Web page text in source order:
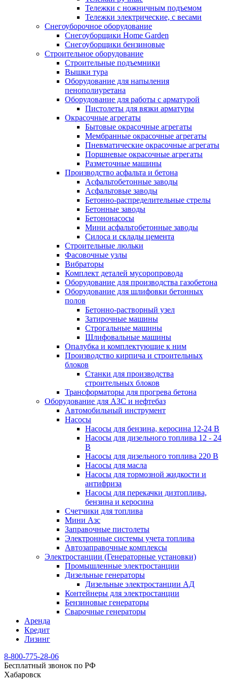
Тележки с ножничным подъемом
Тележки электрические, с весами
Снегоуборочное оборудование
Снегоуборщики Home Garden
Снегоуборщики бензиновые
Строительное оборудование
Cтроительные подъемники
Вышки тура
Оборудование для напыления
пенополиуретана
Оборудование для работы с арматурой
Пистолеты для вязки арматуры
Окрасочные агрегаты
Бытовые окрасочные агрегаты
Мембранные окрасочные агрегаты
Пневматические окрасочные агрегаты
Поршневые окрасочные агрегаты
Разметочные машины
Производство асфальта и бетона
Асфальтобетонные заводы
Асфальтовые заводы
Бетонно-распределительные стрелы
Бетонные заводы
Бетононасосы
Мини асфальтобетонные заводы
Силоса и склады цемента
Строительные люльки
Фасовочные узлы
Вибраторы
Комплект деталей мусоропровода
Оборудование для производства газобетона
Оборудование для шлифовки бетонных
полов
Бетонно-растворный узел
Затирочные машины
Строгальные машины
Шлифовальные машины
Опалубка и комплектующие к ним
Производство кирпича и строительных
блоков
Cтанки для производства
строительных блоков
Трансформаторы для прогрева бетона
Оборудование для АЗС и нефтебаз
Автомобильный инструмент
Насосы
Насосы для бензина, керосина 12-24 В
Насосы для дизельного топлива 12 - 24
В
Насосы для дизельного топлива 220 В
Насосы для масла
Насосы для тормозной жидкости и
антифриза
Насосы для перекачки дизтоплива,
бензина и керосина
Счетчики для топлива
Мини Азс
Заправочные пистолеты
Электронные системы учета топлива
Автозаправочные комплексы
Электростанции (Генераторные установки)
Промышленные электростанции
Дизельные генераторы
Дизельные электростанции АД
Контейнеры для электростанции
Бензиновые генераторы
Сварочные генераторы
Аренда
Кредит
Лизинг
8-800-775-28-06
Бесплатный звонок по РФ
Хабаровск